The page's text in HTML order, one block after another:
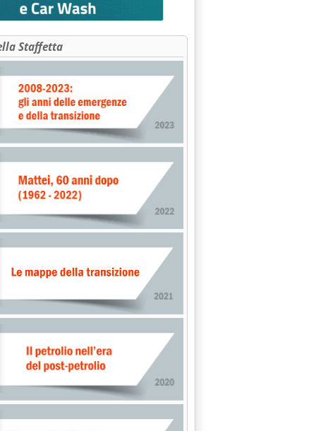
VERTICALI: MONTI SU "LIBRO BIANCO"
"RIVOLUZIONE" SU CONTINUITA' FORNITURE
Staffetta